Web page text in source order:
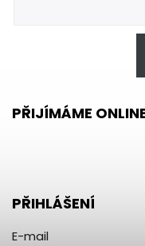
PŘIJÍMÁME
PŘIHLÁŠENÍ
E-mail